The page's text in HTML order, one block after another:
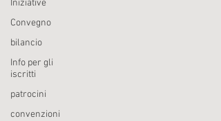
Iniziative
Convegno
bilancio
Info per gli
iscritti
patrocini
convenzioni